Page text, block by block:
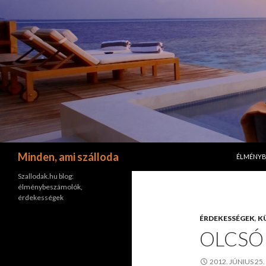
Minden, ami szálloda
ÉRDEKESSÉGEK,
2012. JÚNIUS
Szallodak.hu blog:
élménybeszámolók,
érdekességek